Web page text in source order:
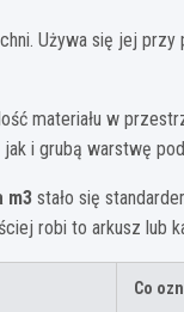
Używa się jej przy
materiału w
jak i grubą warstwę
m3 stało się
robi to arkusz lub
Co